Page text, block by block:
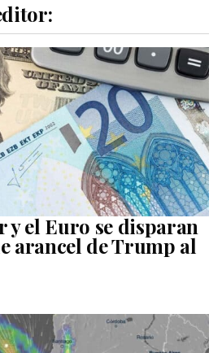
y el Euro se disparan
arancel de Trump al